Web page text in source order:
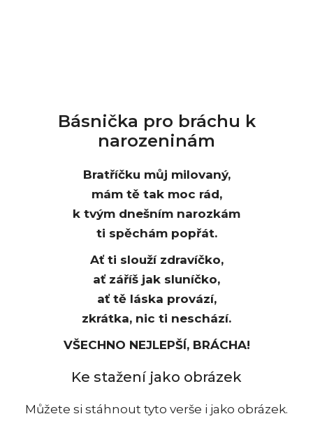
Básnička pro bráchu k
narozeninám
Bratříčku můj milovaný,
mám tě tak moc rád,
k tvým dnešním narozkám
ti spěchám popřát.
Ať ti slouží zdravíčko,
ať záříš jak sluníčko,
ať tě láska provází,
zkrátka, nic ti neschází.
VŠECHNO NEJLEPŠÍ, BRÁCHA!
Ke stažení jako obrázek
Můžete si stáhnout tyto verše i jako obrázek.